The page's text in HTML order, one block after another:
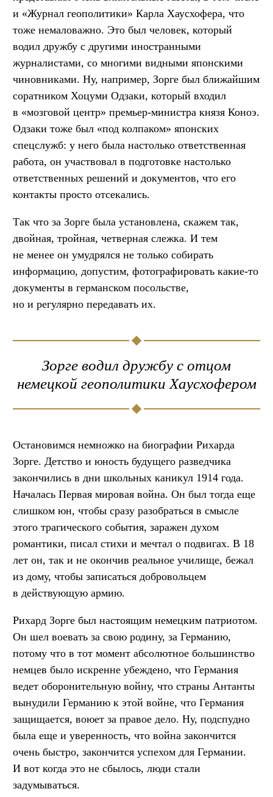
и «Журнал геополитики» Карла Хаусхофера, что
тоже немаловажно. Это был человек, который
водил дружбу с другими иностранными
журналистами, со многими видными японскими
чиновниками. Ну, например, Зорге был ближайшим
соратником Хоцуми Одзаки, который входил
в «мозговой центр» премьер-министра князя Коноэ.
Одзаки тоже был «под колпаком» японских
спецслужб: у него была настолько ответственная
работа, он участвовал в подготовке настолько
ответственных решений и документов, что его
контакты просто отсекались.
Так что за Зорге была установлена, скажем так,
двойная, тройная, четверная слежка. И тем
не менее он умудрялся не только собирать
информацию, допустим, фотографировать какие-то
документы в германском посольстве,
но и регулярно передавать их.
Зорге водил дружбу с отцом
немецкой геополитики Хаусхофером
Остановимся немножко на биографии Рихарда
Зорге. Детство и юность будущего разведчика
закончились в дни школьных каникул 1914 года.
Началась Первая мировая война. Он был тогда еще
слишком юн, чтобы сразу разобраться в смысле
этого трагического события, заражен духом
романтики, писал стихи и мечтал о подвигах. В 18
лет он, так и не окончив реальное училище, бежал
из дому, чтобы записаться добровольцем
в действующую армию.
Рихард Зорге был настоящим немецким патриотом.
Он шел воевать за свою родину, за Германию,
потому что в тот момент абсолютное большинство
немцев было искренне убеждено, что Германия
ведет оборонительную войну, что страны Антанты
вынудили Германию к этой войне, что Германия
защищается, воюет за правое дело. Ну, подспудно
была еще и уверенность, что война закончится
очень быстро, закончится успехом для Германии.
И вот когда это не сбылось, люди стали
задумываться.